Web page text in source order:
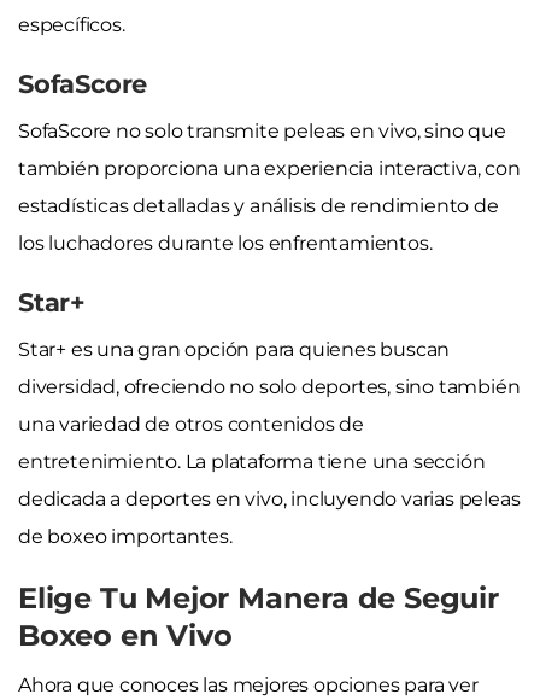
específicos.
SofaScore
SofaScore no solo transmite peleas en vivo, sino que
también proporciona una experiencia interactiva, con
estadísticas detalladas y análisis de rendimiento de
los luchadores durante los enfrentamientos.
Star+
Star+ es una gran opción para quienes buscan
diversidad, ofreciendo no solo deportes, sino también
una variedad de otros contenidos de
entretenimiento. La plataforma tiene una sección
dedicada a deportes en vivo, incluyendo varias peleas
de boxeo importantes.
Elige Tu Mejor Manera de Seguir
Boxeo en Vivo
Ahora que conoces las mejores opciones para ver